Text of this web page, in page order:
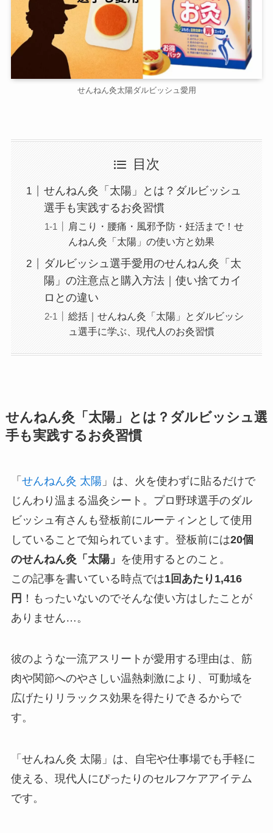
せんねん灸太陽ダルビッシュ愛用
目次
せんねん灸「太陽」とは？ダルビッシュ
選手も実践するお灸習慣
肩こり・腰痛・風邪予防・妊活まで！せ
んねん灸「太陽」の使い方と効果
ダルビッシュ選手愛用のせんねん灸「太
陽」の注意点と購入方法｜使い捨てカイ
ロとの違い
総括｜せんねん灸「太陽」とダルビッシ
ュ選手に学ぶ、現代人のお灸習慣
せんねん灸「太陽」とは？ダルビッシュ選
手も実践するお灸習慣
「 せんねん灸 太陽」は、火を使わずに貼るだけで
じんわり温まる温灸シート。プロ野球選手のダル
ビッシュ有さんも登板前にルーティンとして使用
していることで知られています。登板前には20個
のせんねん灸「太陽」 を使用するとのこと。
この記事を書いている時点では1回あたり1,416
円 ！もったいないのでそんな使い方はしたことが
ありません…。
彼のような一流アスリートが愛用する理由は、筋
肉や関節へのやさしい温熱刺激により、可動域を
広げたりリラックス効果を得たりできるからで
す。
「せんねん灸 太陽」は、自宅や仕事場でも手軽に
使える、現代人にぴったりのセルフケアアイテム
です。